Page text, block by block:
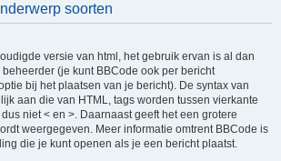
soorten
versie van html, het gebruik ervan is al dan
(je kunt BBCode ook per bericht
bij het plaatsen van je bericht). De syntax van
aan die van HTML, tags worden tussen vierkante
niet < en >. Daarnaast geeft het een grotere
weergegeven. Meer informatie omtrent BBCode is
die je kunt openen als je een bericht plaatst.